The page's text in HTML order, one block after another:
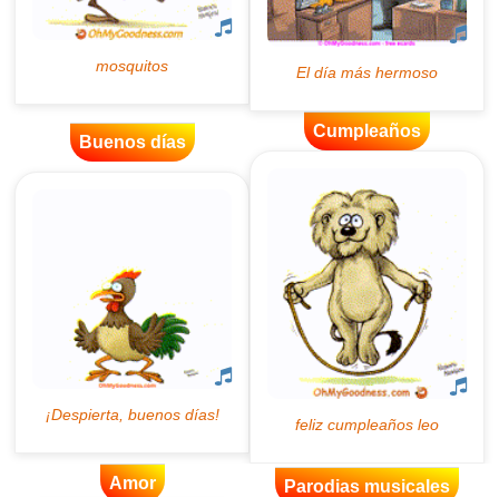
Buenos días
Cumpleaños
Amor Parodias musicales